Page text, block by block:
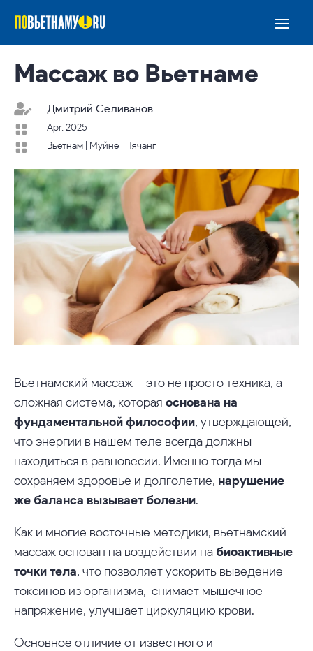
Массаж во Вьетнаме
 Дмитрий Селиванов
 Apr, 2025
 Вьетнам Муйне Нячанг
Вьетнамский массаж – это не просто техника, а
сложная система, которая основана на
фундаментальной философии, утверждающей,
что энергии в нашем теле всегда должны
находиться в равновесии. Именно тогда мы
сохраняем здоровье и долголетие, нарушение
же баланса вызывает болезни.
Как и многие восточные методики, вьетнамский
массаж основан на воздействии на биоактивные
точки тела, что позволяет ускорить выведение
токсинов из организма, снимает мышечное
напряжение, улучшает циркуляцию крови.
Основное отличие от известного и